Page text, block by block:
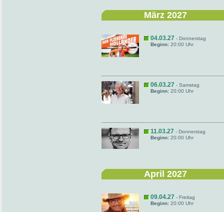
März 2027
04.03.27 - Donnerstag
Beginn: 20:00 Uhr
06.03.27 - Samstag
Beginn: 20:00 Uhr
11.03.27 - Donnerstag
Beginn: 20:00 Uhr
April 2027
09.04.27 - Freitag
Beginn: 20:00 Uhr